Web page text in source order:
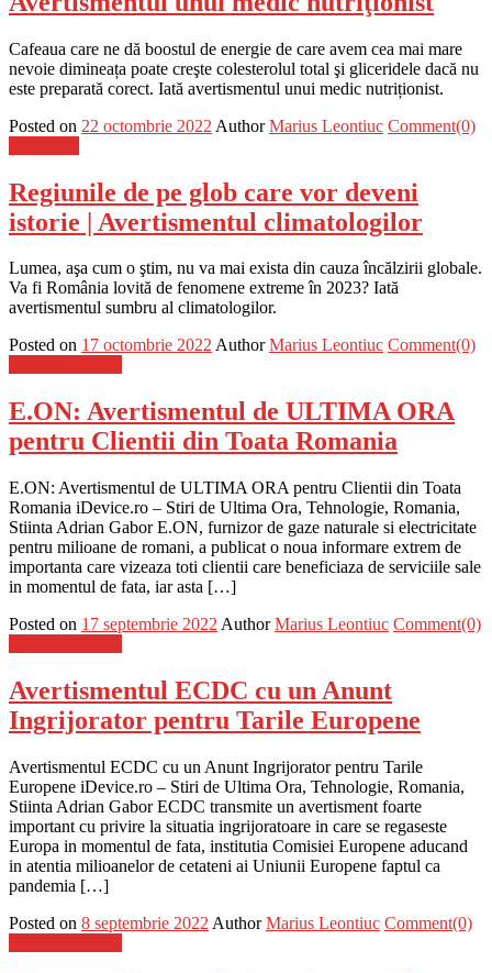
Cafeaua care ne dă boostul de energie de care avem cea mai mare
nevoie dimineața poate creşte colesterolul total şi gliceridele dacă nu
este preparată corect. Iată avertismentul unui medic nutriționist.
Posted on 22 octombrie 2022 Author Marius Leontiuc Comment(0)
Regiunile de pe glob care vor deveni
istorie | Avertismentul climatologilor
Lumea, aşa cum o ştim, nu va mai exista din cauza încălzirii globale.
Va fi România lovită de fenomene extreme în 2023? Iată
avertismentul sumbru al climatologilor.
Posted on 17 octombrie 2022Author Marius Leontiuc Comment(0)
E.ON: Avertismentul de ULTIMA ORA
pentru Clientii din Toata Romania
E.ON: Avertismentul de ULTIMA ORA pentru Clientii din Toata
Romania iDevice.ro – Stiri de Ultima Ora, Tehnologie, Romania,
Stiinta Adrian Gabor E.ON, furnizor de gaze naturale si electricitate
pentru milioane de romani, a publicat o noua informare extrem de
importanta care vizeaza toti clientii care beneficiaza de serviciile sale
in momentul de fata, iar asta […]
Posted on 17 septembrie 2022 Author Marius Leontiuc Comment(0)
Avertismentul ECDC cu un Anunt
Ingrijorator pentru Tarile Europene
Avertismentul ECDC cu un Anunt Ingrijorator pentru Tarile
Europene iDevice.ro – Stiri de Ultima Ora, Tehnologie, Romania,
Stiinta Adrian Gabor ECDC transmite un avertisment foarte
important cu privire la situatia ingrijoratoare in care se regaseste
Europa in momentul de fata, institutia Comisiei Europene aducand
in atentia milioanelor de cetateni ai Uniunii Europene faptul ca
pandemia […]
Posted on 8 septembrie 2022 Author Marius Leontiuc Comment(0)